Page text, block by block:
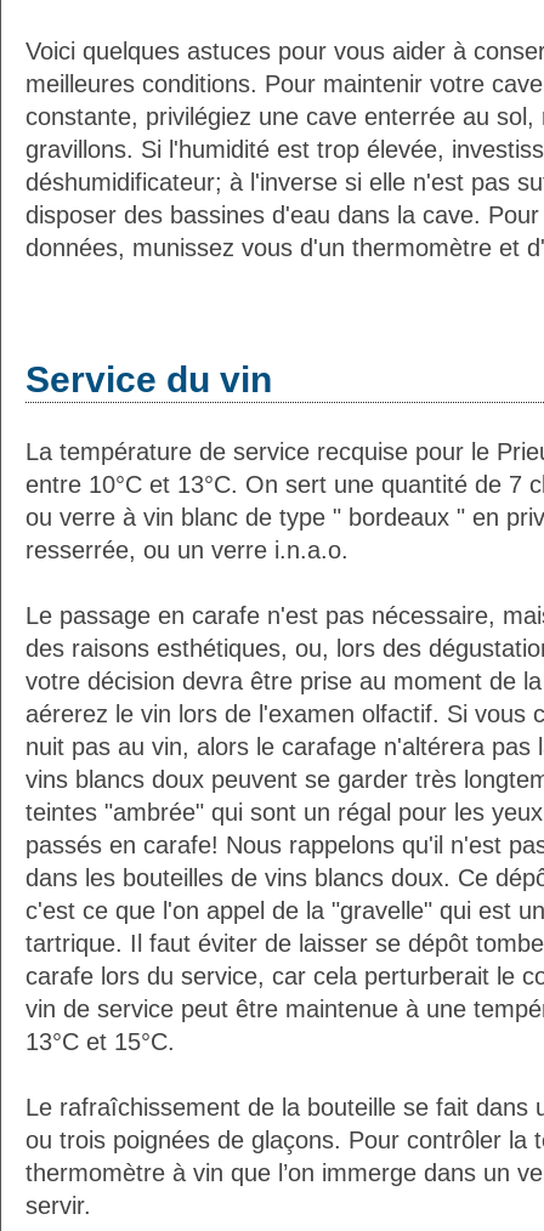
Voici quelques astuces pour vous aider à
meilleures conditions. Pour maintenir votre
constante, privilégiez une cave enterrée au
gravillons. Si l'humidité est trop élevée,
déshumidificateur; à l'inverse si elle n'est pas
disposer des bassines d'eau dans la cave.
données, munissez vous d'un thermomètre et
Service du vin
La température de service recquise pour le
entre 10°C et 13°C. On sert une quantité de 7
ou verre à vin blanc de type " bordeaux " en
resserrée, ou un verre i.n.a.o.
Le passage en carafe n'est pas nécessaire,
des raisons esthétiques, ou, lors des
votre décision devra être prise au moment de
aérerez le vin lors de l'examen olfactif. Si vous
nuit pas au vin, alors le carafage n'altérera pas
vins blancs doux peuvent se garder très
teintes "ambrée" qui sont un régal pour les
passés en carafe! Nous rappelons qu'il n'est
dans les bouteilles de vins blancs doux. Ce
c'est ce que l'on appel de la "gravelle" qui est
tartrique. Il faut éviter de laisser se dépôt
carafe lors du service, car cela perturberait le
vin de service peut être maintenue à une
13°C et 15°C.
Le rafraîchissement de la bouteille se fait dans
ou trois poignées de glaçons. Pour contrôler la
thermomètre à vin que l’on immerge dans un
servir.